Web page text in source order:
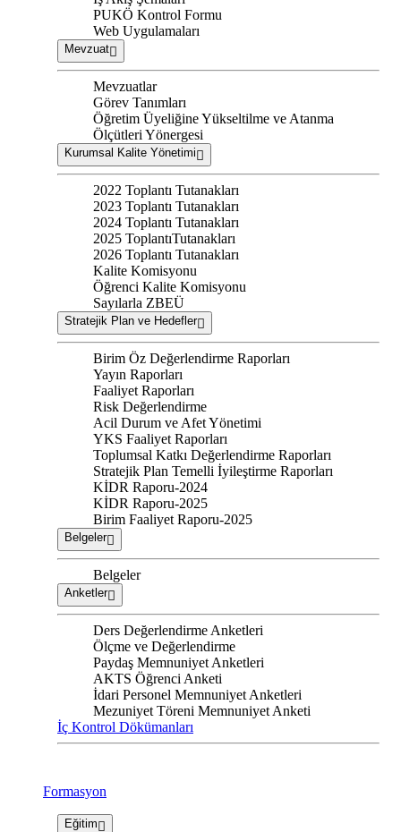
PUKÖ Kontrol Formu
Web Uygulamaları
Mevzuat
Mevzuatlar
Görev Tanımları
Öğretim Üyeliğine Yükseltilme ve Atanma
Ölçütleri Yönergesi
Kurumsal Kalite Yönetimi
2022 Toplantı Tutanakları
2023 Toplantı Tutanakları
2024 Toplantı Tutanakları
2025 ToplantıTutanakları
2026 Toplantı Tutanakları
Kalite Komisyonu
Öğrenci Kalite Komisyonu
Sayılarla ZBEÜ
Stratejik Plan ve Hedefler
Birim Öz Değerlendirme Raporları
Yayın Raporları
Faaliyet Raporları
Risk Değerlendirme
Acil Durum ve Afet Yönetimi
YKS Faaliyet Raporları
Toplumsal Katkı Değerlendirme Raporları
Stratejik Plan Temelli İyileştirme Raporları
KİDR Raporu-2024
KİDR Raporu-2025
Birim Faaliyet Raporu-2025
Belgeler
Belgeler
Anketler
Ders Değerlendirme Anketleri
Ölçme ve Değerlendirme
Paydaş Memnuniyet Anketleri
AKTS Öğrenci Anketi
İdari Personel Memnuniyet Anketleri
Mezuniyet Töreni Memnuniyet Anketi
İç Kontrol Dökümanları
Formasyon
Eğitim